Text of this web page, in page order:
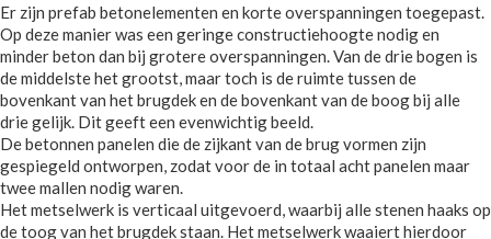
Er zijn prefab betonelementen en korte overspanningen toegepast.
Op deze manier was een geringe constructiehoogte nodig en
minder beton dan bij grotere overspanningen. Van de drie bogen is
de middelste het grootst, maar toch is de ruimte tussen de
bovenkant van het brugdek en de bovenkant van de boog bij alle
drie gelijk. Dit geeft een evenwichtig beeld.
De betonnen panelen die de zijkant van de brug vormen zijn
gespiegeld ontworpen, zodat voor de in totaal acht panelen maar
twee mallen nodig waren.
Het metselwerk is verticaal uitgevoerd, waarbij alle stenen haaks op
de toog van het brugdek staan. Het metselwerk waaiert hierdoor